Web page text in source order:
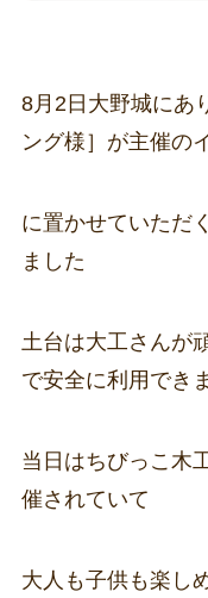
8月2日大野城にあ
ング様］が主催の
に置かせていただ
ました
土台は大工さんが
で安全に利用でき
当日はちびっこ木
催されていて
大人も子供も楽し